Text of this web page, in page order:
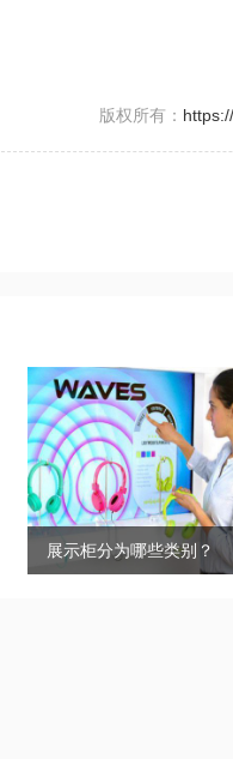
版权所有：
展示柜分为哪些类别？